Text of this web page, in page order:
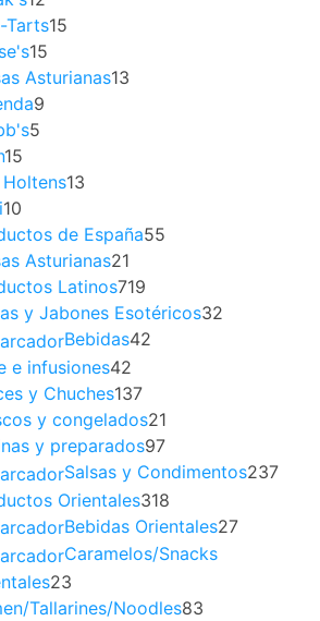
Tarts15
15
Asturianas13
9
5
15
Holtens13
10
de España55
Asturianas21
Latinos719
y Jabones Esotéricos32
Bebidas42
e infusiones42
y Chuches137
y congelados21
y preparados97
Salsas y Condimentos237
Orientales318
Bebidas Orientales27
Caramelos/Snacks
23
Tallarines/Noodles83